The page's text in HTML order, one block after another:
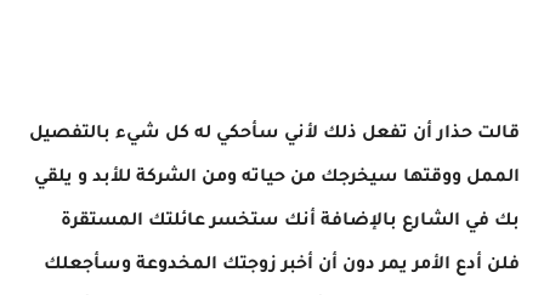
قالت حذار أن تفعل ذلك لأني سأحكي له كل شيء بالتفصيل
الممل ووقتها سيخرجك من حياته ومن الشركة للأبد و يلقي
بك في الشارع بالإضافة أنك ستخسر عائلتك المستقرة
فلن أدع الأمر يمر دون أن أخبر زوجتك المخدوعة وسأجعلك